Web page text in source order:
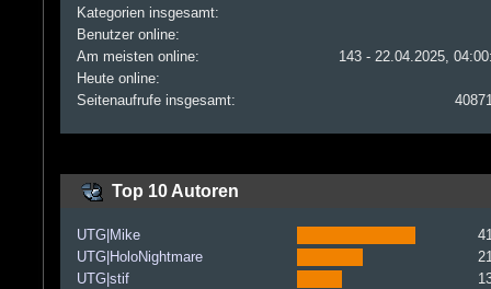
Kategorien insgesamt:
Benutzer online:
Am meisten online:
143 - 22.04.2025,
Heute online:
Seitenaufrufe insgesamt:
Top 10 Autoren
UTG|Mike
UTG|HoloNightmare
UTG|stif